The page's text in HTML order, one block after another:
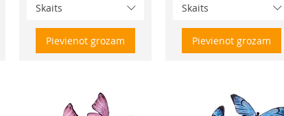
Skaits
Pievienot grozam
Skaits
Pievienot grozam